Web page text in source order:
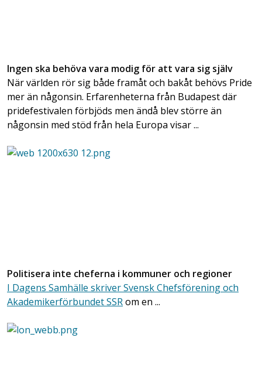
Ingen ska behöva vara modig för att vara sig själv
När världen rör sig både framåt och bakåt behövs Pride
mer än någonsin. Erfarenheterna från Budapest där
pridefestivalen förbjöds men ändå blev större än
någonsin med stöd från hela Europa visar ...
Politisera inte cheferna i kommuner och regioner
I Dagens Samhälle skriver Svensk Chefsförening och
Akademikerförbundet SSRom en ...